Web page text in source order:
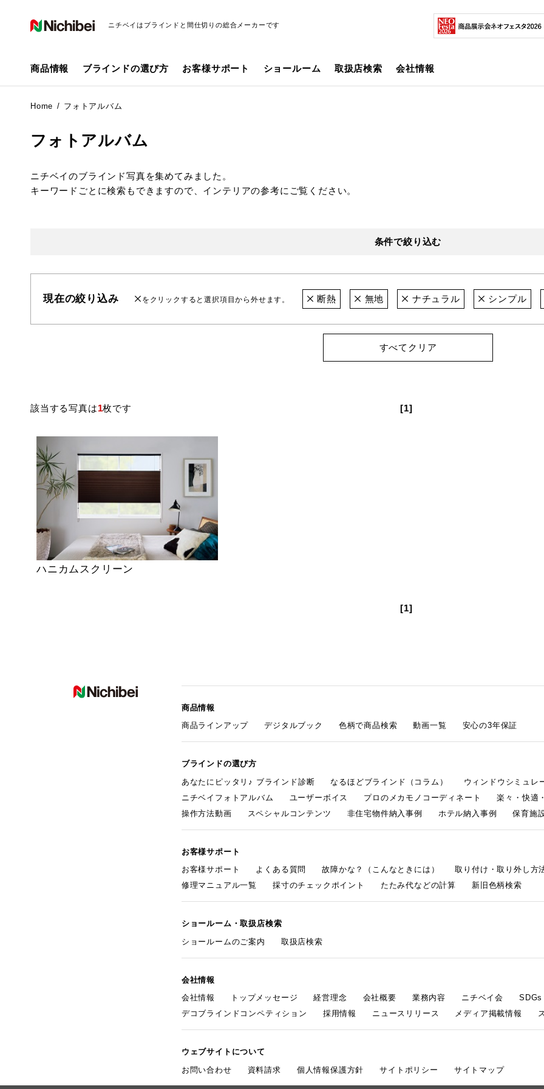
ニチベイはブラインドと間仕切りの総合メーカーです
商品情報 ブラインドの選び方 お客様サポート ショールーム 取扱店検索 会社情報
Home フォトアルバム
フォトアルバム
ニチベイのブラインド写真を集めてみました。
キーワードごとに検索もできますので、インテリアの参考にご覧ください。
条件で絞り込む
現在の絞り込み をクリックすると選択項目から外せます。 断熱 無地 ナチュラル シンプル
すべてクリア
該当する写真は1枚です [1]
ハニカムスクリーン
[1]
商品情報
商品ラインアップ
デジタルブック 色柄で商品検索 動画一覧 安心の3年保証
ブラインドの選び方
あなたにピッタリ♪ ブラインド診断
なるほどブラインド（コラム） ウィンドウシミュレ
ニチベイフォトアルバム
ユーザーボイス プロのメカモノコーディネート 楽々・快適
操作方法動画
スペシャルコンテンツ 非住宅物件納入事例 ホテル納入事例 保育施
お客様サポート
お客様サポート
よくある質問 故障かな？（こんなときには） 取り付け・取り外し方
修理マニュアル一覧
採寸のチェックポイント たたみ代などの計算 新旧色柄検索
ショールーム・取扱店検索
ショールームのご案内
取扱店検索
会社情報
会社情報
トップメッセージ 経営理念 会社概要 業務内容 ニチベイ会 SDGs
デコブラインドコンペティション
採用情報 ニュースリリース メディア掲載情報
ウェブサイトについて
お問い合わせ
資料請求 個人情報保護方針 サイトポリシー サイトマップ